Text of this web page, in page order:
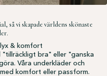
så vi skapade världens skönaste
& komfort
"tillräckligt bra" eller "ganska
Våra underkläder och
komfort eller passform.